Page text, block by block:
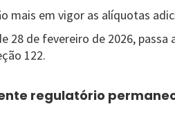
mais em vigor as alíquotas
28 de fevereiro de 2026,
122.
regulatório